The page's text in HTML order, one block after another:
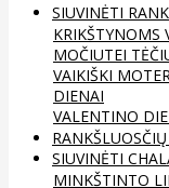
SIUVINĖTI
KRIKŠTYNOMS
MOČIUTEI
VAIKIŠKI
DIENAI
VALENTINO
SIUVINĖTI
MINKŠTINTO